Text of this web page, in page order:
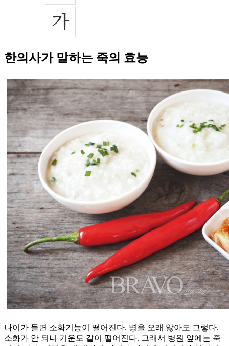
한의사가 말하는 죽의 효능
나이가 들면 소화기능이 떨어진다. 병을 오래 앓아도 그렇다.
소화가 안 되니 기운도 같이 떨어진다. 그래서 병원 앞에는 죽